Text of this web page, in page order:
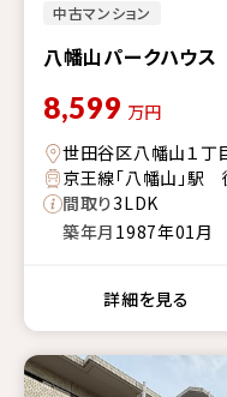
中古マンション
八幡山パークハウス
8,599 万円
世田谷区八幡山１丁
京王線「八幡山」駅
間取り3LDK
築年月 1987年01月
詳細を見る